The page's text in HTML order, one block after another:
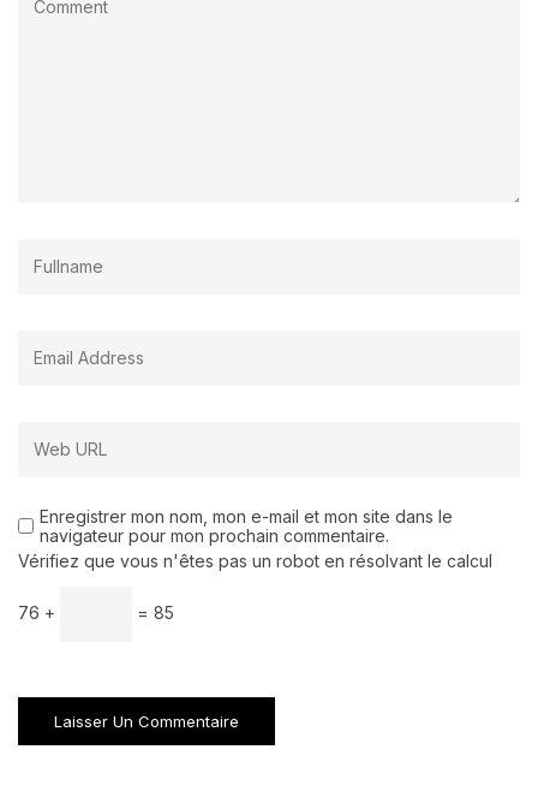
Enregistrer mon nom, mon e-mail et mon site dans le
navigateur pour mon prochain commentaire.
Vérifiez que vous n'êtes pas un robot en résolvant le calcul
76 + = 85